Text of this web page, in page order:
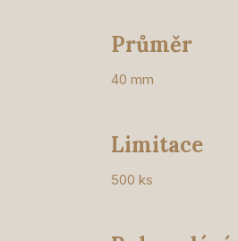
Průměr
40 mm
Limitace
500 ks